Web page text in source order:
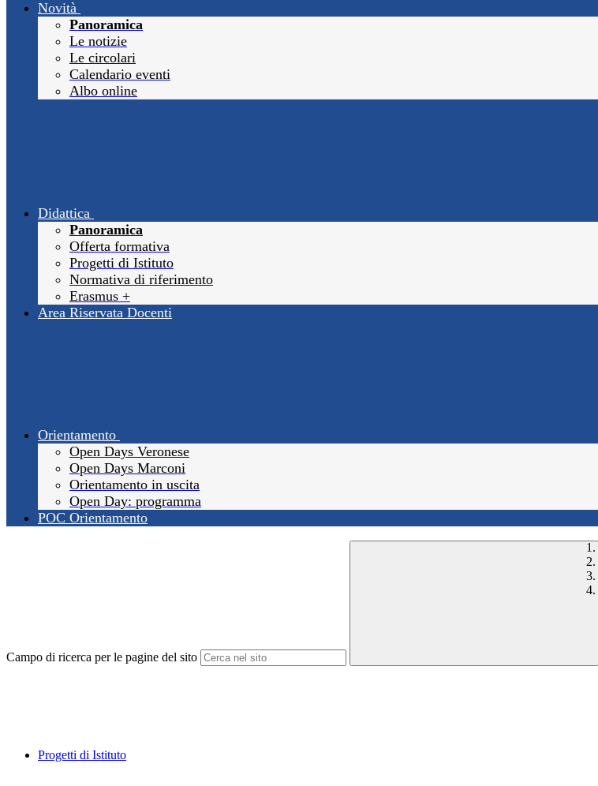
Novità
Panoramica
Le notizie
Le circolari
Calendario eventi
Albo online
Didattica
Panoramica
Offerta formativa
Progetti di Istituto
Normativa di riferimento
Erasmus +
Area Riservata Docenti
Orientamento
Open Days Veronese
Open Days Marconi
Orientamento in uscita
Open Day: programma
POC Orientamento
Campo di ricerca per le pagine del sito
Progetti di Istituto